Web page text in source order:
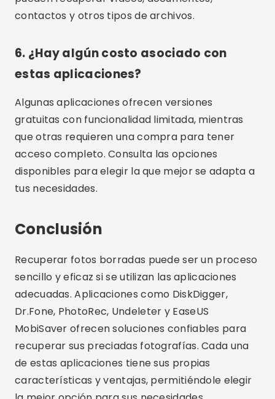
Publicidad - SpotAds
Compartir:
Autor del sitio web Crismob.
Artículos relacionados